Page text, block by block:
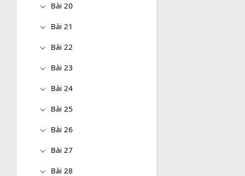
Bài 20
Bài 21
Bài 22
Bài 23
Bài 24
Bài 25
Bài 26
Bài 27
Bài 28